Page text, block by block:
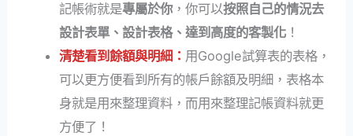
記帳術就是專屬於你，你可以按照自己的情況去
設計表單、設計表格、達到高度的客製化！
清楚看到餘額與明細： 用Google試算表的表格，
可以更方便看到所有的帳戶餘額及明細，表格本
身就是用來整理資料，而用來整理記帳資料就更
方便了！